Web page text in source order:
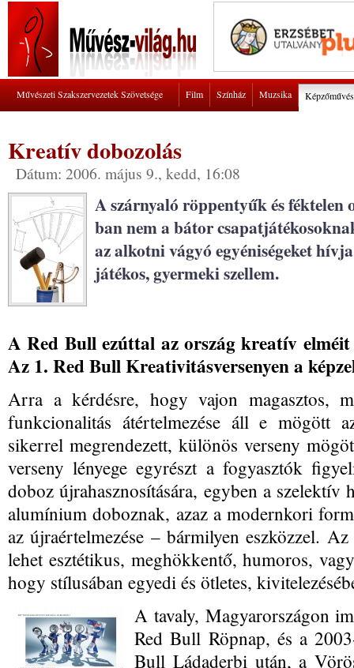
Művészeti Szakszervezetek Szövetsége Film Színház Muzsika
Kreatív dobozolás
Dátum: 2006. május 9., kedd, 16:08
A szárnyaló röppentyűk és féktelen
ban nem a bátor
az alkotni vágyó egyéniségeket
játékos, gyermeki szellem.
A Red Bull ezúttal az ország kreatív
Az 1. Red Bull Kreativitásversenyen a
Arra a kérdésre, hogy vajon magasztos,
funkcionalitás átértelmezése áll e mögött
sikerrel megrendezett, különös verseny
verseny lényege egyrészt a fogyasztók
doboz újrahasznosítására, egyben a szelektív
alumínium doboznak, azaz a modernkori
az újraértelmezése – bármilyen eszközzel.
lehet esztétikus, meghökkentő, humoros,
hogy stílusában egyedi és ötletes,
A tavaly, Magyarországon
Red Bull Röpnap, és a
Bull Ládaderbi után, a